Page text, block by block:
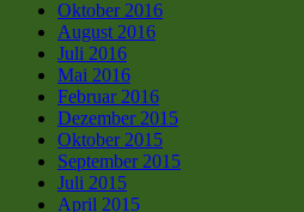
Oktober 2016
August 2016
Juli 2016
Mai 2016
Februar 2016
Dezember 2015
Oktober 2015
September 2015
Juli 2015
April 2015